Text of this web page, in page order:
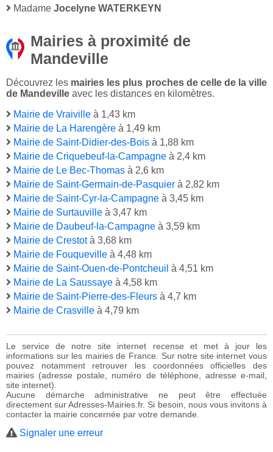
Madame Jocelyne WATERKEYN
Mairies à proximité de
Mandeville
Découvrez les mairies les plus proches de celle de la ville
de Mandeville avec les distances en kilomètres.
Mairie de Vraiville à 1,43 km
Mairie de La Harengère à 1,49 km
Mairie de Saint-Didier-des-Bois à 1,88 km
Mairie de Criquebeuf-la-Campagne à 2,4 km
Mairie de Le Bec-Thomas à 2,6 km
Mairie de Saint-Germain-de-Pasquier à 2,82 km
Mairie de Saint-Cyr-la-Campagne à 3,45 km
Mairie de Surtauville à 3,47 km
Mairie de Daubeuf-la-Campagne à 3,59 km
Mairie de Crestotà 3,68 km
Mairie de Fouqueville à 4,48 km
Mairie de Saint-Ouen-de-Pontcheuil à 4,51 km
Mairie de La Saussaye à 4,58 km
Mairie de Saint-Pierre-des-Fleurs à 4,7 km
Mairie de Crasville à 4,79 km
Le service de notre site internet recense et met à jour les
informations sur les mairies de France. Sur notre site internet vous
pouvez notamment retrouver les coordonnées officielles des
mairies (adresse postale, numéro de téléphone, adresse e-mail,
site internet).
Aucune démarche administrative ne peut être effectuée
directement sur Adresses-Mairies.fr. Si besoin, nous vous invitons à
contacter la mairie concernée par votre demande.
Signaler une erreur